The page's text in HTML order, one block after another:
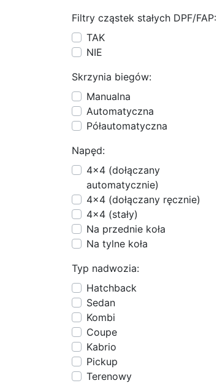
Filtry cząstek stałych DPF/FAP:
TAK
NIE
Skrzynia biegów:
Manualna
Automatyczna
Półautomatyczna
Napęd:
4x4 (dołączany
automatycznie)
4x4 (dołączany ręcznie)
4x4 (stały)
Na przednie koła
Na tylne koła
Typ nadwozia:
Hatchback
Sedan
Kombi
Coupe
Kabrio
Pickup
Terenowy